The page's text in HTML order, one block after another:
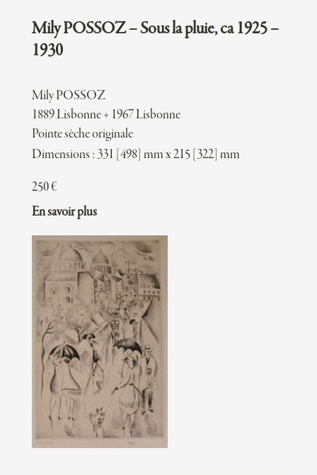
Mily POSSOZ – Sous la pluie, ca 1925 –
1930
Mily POSSOZ
1889 Lisbonne + 1967 Lisbonne
Pointe sèche originale
Dimensions : 331 [498] mm x 215 [322] mm
250€
En savoir plus